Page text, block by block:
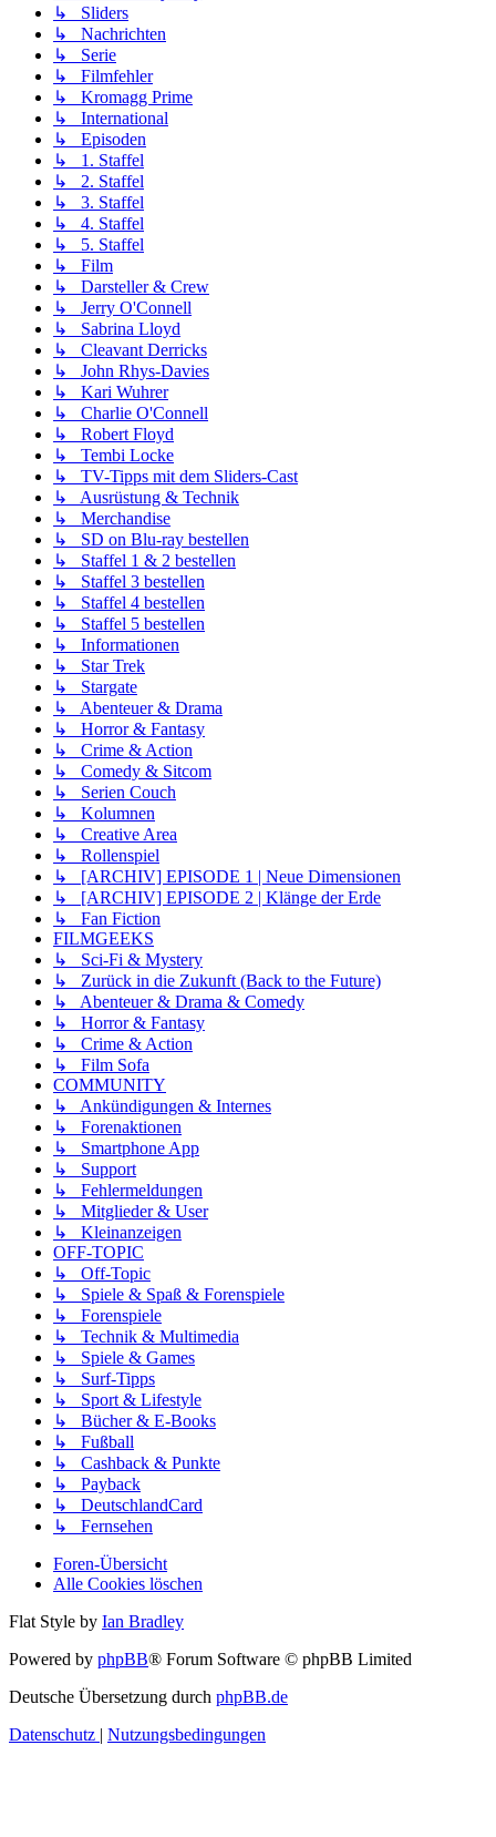
↳ Sliders
↳ Nachrichten
↳ Serie
↳ Filmfehler
↳ Kromagg Prime
↳ International
↳ Episoden
↳ 1. Staffel
↳ 2. Staffel
↳ 3. Staffel
↳ 4. Staffel
↳ 5. Staffel
↳ Film
↳ Darsteller & Crew
↳ Jerry O'Connell
↳ Sabrina Lloyd
↳ Cleavant Derricks
↳ John Rhys-Davies
↳ Kari Wuhrer
↳ Charlie O'Connell
↳ Robert Floyd
↳ Tembi Locke
↳ TV-Tipps mit dem Sliders-Cast
↳ Ausrüstung & Technik
↳ Merchandise
↳ SD on Blu-ray bestellen
↳ Staffel 1 & 2 bestellen
↳ Staffel 3 bestellen
↳ Staffel 4 bestellen
↳ Staffel 5 bestellen
↳ Informationen
↳ Star Trek
↳ Stargate
↳ Abenteuer & Drama
↳ Horror & Fantasy
↳ Crime & Action
↳ Comedy & Sitcom
↳ Serien Couch
↳ Kolumnen
↳ Creative Area
↳ Rollenspiel
↳ [ARCHIV] EPISODE 1 | Neue Dimensionen
↳ [ARCHIV] EPISODE 2 | Klänge der Erde
↳ Fan Fiction
FILMGEEKS
↳ Sci-Fi & Mystery
↳ Zurück in die Zukunft (Back to the Future)
↳ Abenteuer & Drama & Comedy
↳ Horror & Fantasy
↳ Crime & Action
↳ Film Sofa
COMMUNITY
↳ Ankündigungen & Internes
↳ Forenaktionen
↳ Smartphone App
↳ Support
↳ Fehlermeldungen
↳ Mitglieder & User
↳ Kleinanzeigen
OFF-TOPIC
↳ Off-Topic
↳ Spiele & Spaß & Forenspiele
↳ Forenspiele
↳ Technik & Multimedia
↳ Spiele & Games
↳ Surf-Tipps
↳ Sport & Lifestyle
↳ Bücher & E-Books
↳ Fußball
↳ Cashback & Punkte
↳ Payback
↳ DeutschlandCard
↳ Fernsehen
Foren-Übersicht
Alle Cookies löschen
Flat Style by Ian Bradley
Powered by phpBB® Forum Software © phpBB Limited
Deutsche Übersetzung durch phpBB.de
Datenschutz | Nutzungsbedingungen